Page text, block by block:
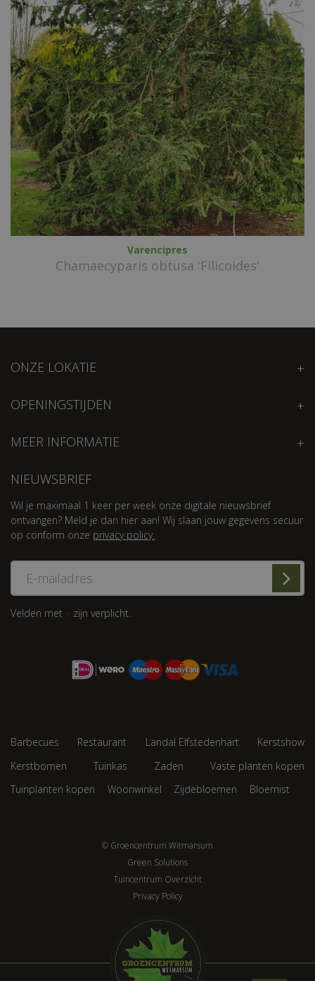
Varencipres
Chamaecyparis obtusa 'Filicoides'
ONZE LOKATIE
OPENINGSTIJDEN
MEER INFORMATIE
NIEUWSBRIEF
Wil je maximaal 1 keer per week onze digitale nieuwsbrief
ontvangen? Meld je dan hier aan! Wij slaan jouw gegevens secuur
op conform onze privacy policy.
Velden met * zijn verplicht.
Barbecues Restaurant Landal Elfstedenhart
Kerstshow
Kerstbomen
Tuinkas Zaden
Vaste planten kopen
Tuinplanten kopen
Woonwinkel Zijdebloemen Bloemist
© Groencentrum Witmarsum
Green Solutions
Tuincentrum Overzicht
Privacy Policy